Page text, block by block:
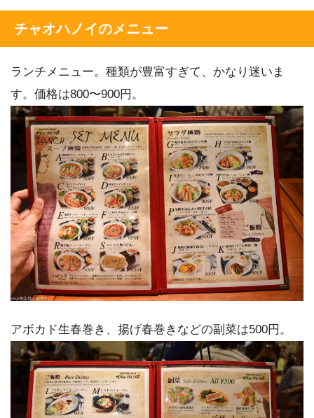
チャオハノイのメニュー
ランチメニュー。種類が豊富すぎて、かなり迷いま
す。価格は800〜900円。
アボカド生春巻き、揚げ春巻きなどの副菜は500円。